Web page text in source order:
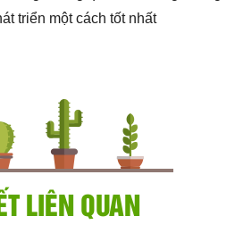
triển một cách tốt nhất
LIÊN QUAN